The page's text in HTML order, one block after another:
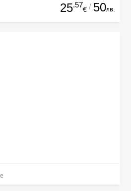
25.57
€ / 50лв.